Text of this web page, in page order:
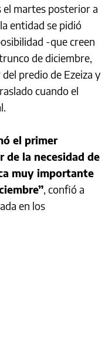
el martes posterior a
entidad se pidió
-que creen
de diciembre,
predio de Ezeiza y
cuando el
el primer
de la necesidad de
muy importante
, confió a
en los